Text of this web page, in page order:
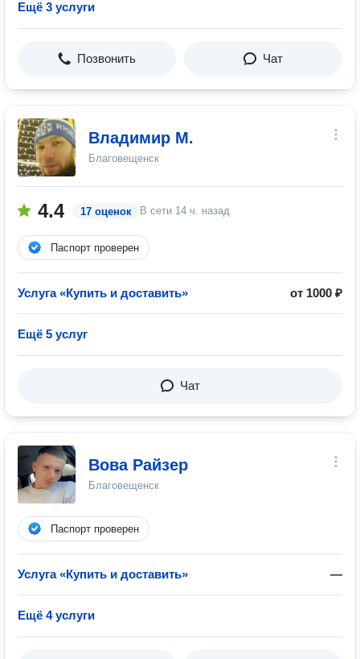
Ещё 3 услуги
Позвонить Чат
Владимир М.
Благовещенск
4.4 17 оценок В сети 14 ч. назад
Паспорт проверен
Услуга «Купить и доставить» от 1000 ₽
Ещё 5 услуг
Чат
Вова Райзер
Благовещенск
Паспорт проверен
Услуга «Купить и доставить» —
Ещё 4 услуги